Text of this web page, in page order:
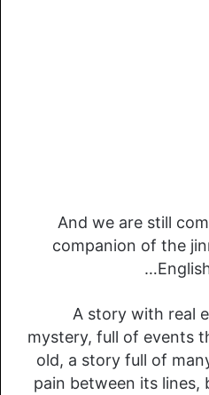
And we are still
companion of the
A story with real
mystery, full of events
old, a story full of
pain between its